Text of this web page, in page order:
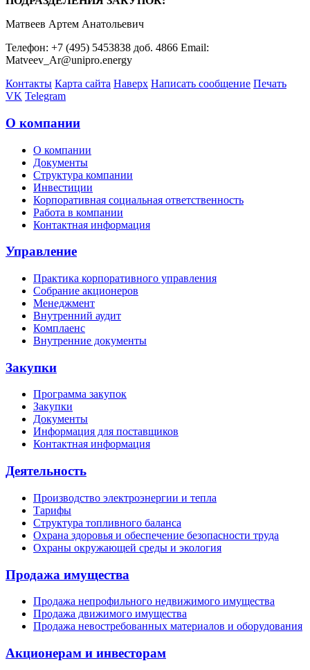
Матвеев Артем Анатольевич
Телефон: +7 (495) 5453838 доб. 4866 Email:
Matveev_Ar@unipro.energy
Контакты Карта сайта Наверх Написать сообщение Печать
VK Telegram
О компании
О компании
Документы
Структура компании
Инвестиции
Корпоративная социальная ответственность
Работа в компании
Контактная информация
Управление
Практика корпоративного управления
Собрание акционеров
Менеджмент
Внутренний аудит
Комплаенс
Внутренние документы
Закупки
Программа закупок
Закупки
Документы
Информация для поставщиков
Контактная информация
Деятельность
Производство электроэнергии и тепла
Тарифы
Структура топливного баланса
Охрана здоровья и обеспечение безопасности труда
Охраны окружающей среды и экология
Продажа имущества
Продажа непрофильного недвижимого имущества
Продажа движимого имущества
Продажа невостребованных материалов и оборудования
Акционерам и инвесторам